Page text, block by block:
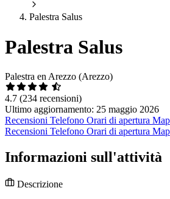
Palestra Salus
Palestra Salus
Palestra en Arezzo (Arezzo)
4.7 (234 recensioni)
Ultimo aggiornamento: 25 maggio 2026
Recensioni Telefono Orari di apertura
Recensioni Telefono Orari di apertura
Informazioni sull'attività
Descrizione